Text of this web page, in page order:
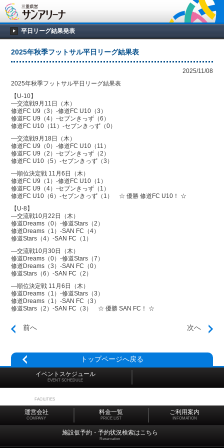
平日リーグ結果発表
2025年秋季フットサル平日リーグ結果表
2025/11/08
2025年秋季フットサル平日リーグ結果表
【U-10】
—交流戦9月11日（木）
修道FC U9（3）-修道FC U10（3）
修道FC U9（4）-セブンきっず（6）
修道FC U10（11）-セブンきっず（0）
—交流戦9月18日（木）
修道FC U9（0）-修道FC U10（11）
修道FC U9（2）-セブンきっず（2）
修道FC U10（5）-セブンきっず（3）
—順位決定戦 11月6日（木）
修道FC U9（1）-修道FC U10（1）
修道FC U9（4）-セブンきっず（1）
修道FC U10（6）-セブンきっず（1） ☆ 優勝 修道FC U10！ ☆
【U-8】
—交流戦10月22日（木）
修道Dreams（0）-修道Stars（2）
修道Dreams（1）-SAN FC（4）
修道Stars（4）-SAN FC（1）
—交流戦10月30日（木）
修道Dreams（0）-修道Stars（7）
修道Dreams（3）-SAN FC（0）
修道Stars（6）-SAN FC（2）
—順位決定戦 11月6日（木）
修道Dreams（1）-修道Stars（3）
修道Dreams（1）-SAN FC（3）
修道Stars（2）-SAN FC（3） ☆ 優勝 SAN FC！ ☆
前へ 次へ
トップページへ戻る
イベントスケジュール
EVENT SCHEDULE
FACILITIES
運営会社
COMPANY
料金一覧
PRICE LIST
ご利用案内
INFOMATION
施設仮予約・予約状況検索はこちら
Reservation